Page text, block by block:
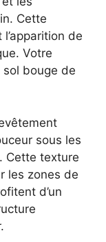
Cette
de
Votre
bouge de
sous les
Cette texture
les zones de
d’un